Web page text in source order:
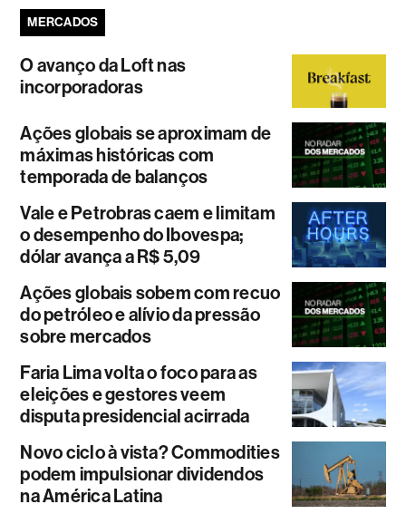
MERCADOS
O avanço da Loft nas
incorporadoras
Ações globais se aproximam de
máximas históricas com
temporada de balanços
Vale e Petrobras caem e limitam
o desempenho do Ibovespa;
dólar avança a R$ 5,09
Ações globais sobem com recuo
do petróleo e alívio da pressão
sobre mercados
Faria Lima volta o foco para as
eleições e gestores veem
disputa presidencial acirrada
Novo ciclo à vista? Commodities
podem impulsionar dividendos
na América Latina